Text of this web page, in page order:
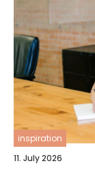
inspiration
11. July 2026